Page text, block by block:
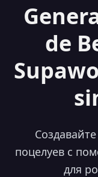
de
поцелуев с
для